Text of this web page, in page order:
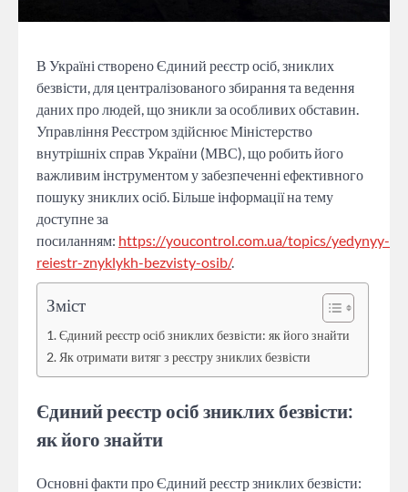
В Україні створено Єдиний реєстр осіб, зниклих
безвісти, для централізованого збирання та ведення
даних про людей, що зникли за особливих обставин.
Управління Реєстром здійснює Міністерство
внутрішніх справ України (МВС), що робить його
важливим інструментом у забезпеченні ефективного
пошуку зниклих осіб. Більше інформації на тему
доступне за
посиланням: https://youcontrol.com.ua/topics/yedynyy-
reiestr-znyklykh-bezvisty-osib/.
Зміст
Єдиний реєстр осіб зниклих безвісти: як його знайти
Як отримати витяг з реєстру зниклих безвісти
Єдиний реєстр осіб зниклих безвісти:
як його знайти
Основні факти про Єдиний реєстр зниклих безвісти: